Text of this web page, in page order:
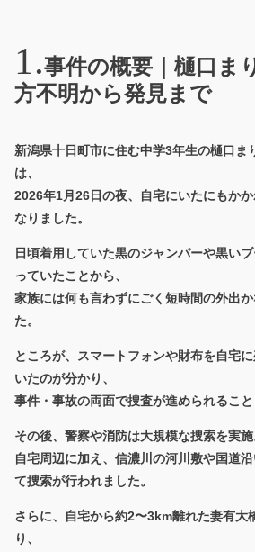
事件の概要｜樋口ま
方不明から発見まで
新潟県十日町市に住む中学3年生の樋口ま
は、
2026年1月26日の夜、自宅にいたにもか
なりました。
日頃着用していた黒のジャンパーや黒い
っていたことから、
家族には何も言わずにごく短時間の外出
た。
ところが、スマートフォンや財布を自宅
いたのが分かり、
事件・事故の両面で捜査が進められること
その後、警察や消防は大規模な捜索を実施
自宅周辺に加え、信濃川の河川敷や国道
て捜索が行われました。
さらに、自宅から約2〜3km離れた妻有大
り、